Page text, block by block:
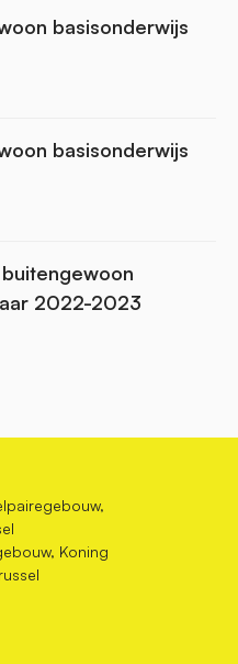
basisonderwijs
basisonderwijs
2022-2023
Koning